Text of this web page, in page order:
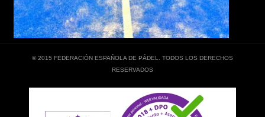
© 2015 FEDERACIÓN ESPAÑOLA DE PÁDEL. TODOS LOS DERECHOS
RESERVADOS